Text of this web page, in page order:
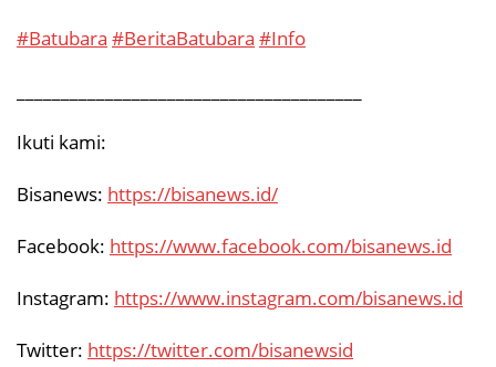
#Batubara #BeritaBatubara #Info
Ikuti kami:
Bisanews: https://bisanews.id/
Facebook: https://www.facebook.com/bisanews.id
Instagram: https://www.instagram.com/bisanews.id
Twitter: https://twitter.com/bisanewsid